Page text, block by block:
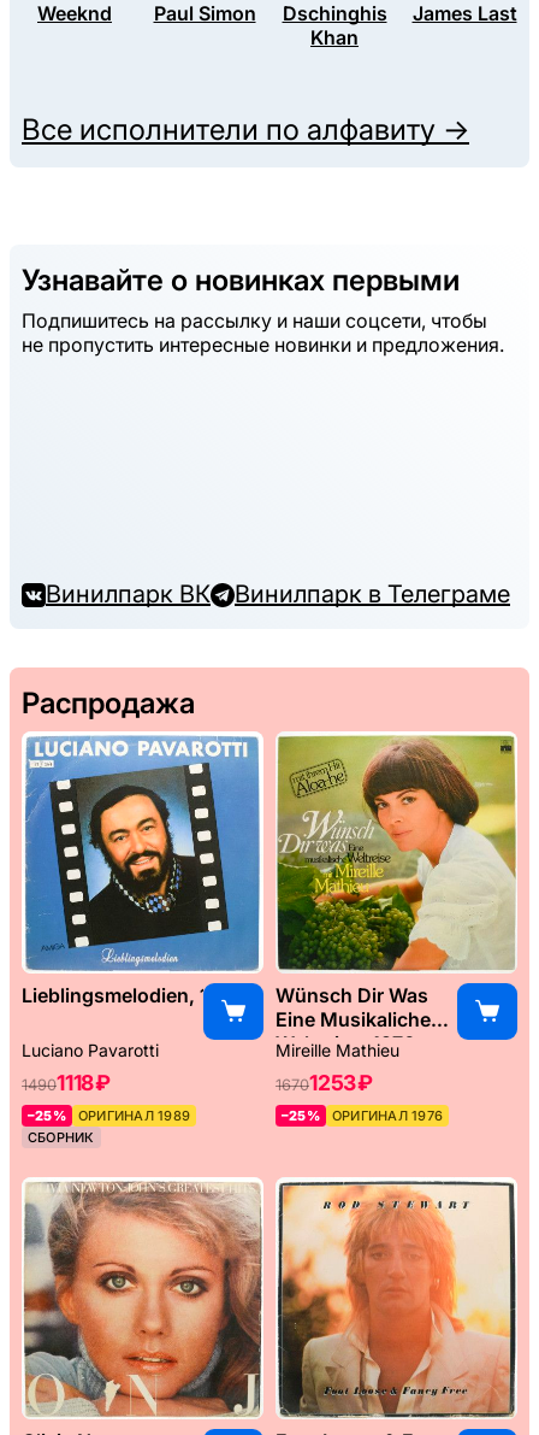
Weeknd Paul Simon
Dschinghis
Khan
James Last
Все исполнители по алфавиту →
Узнавайте о новинках первыми
Подпишитесь на рассылку и наши соцсети, чтобы
не пропустить интересные новинки и предложения.
Винилпарк ВК Винилпарк в Телеграме
Распродажа
Lieblingsmelodien, 1989
Luciano Pavarotti
14901118 ₽
–25%
ОРИГИНАЛ 1989
СБОРНИК
Wünsch Dir Was
Eine Musikaliche
Weltreise, 1976
Mireille Mathieu
16701253 ₽
–25% ОРИГИНАЛ 1976